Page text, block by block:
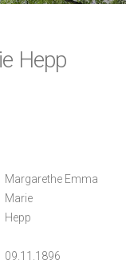
Hepp
Margarethe Emma
Marie
Hepp
09.11.1896